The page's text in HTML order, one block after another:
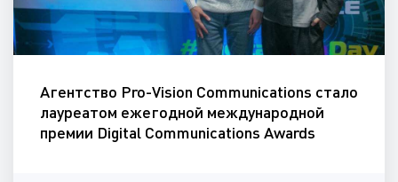
Агентство Pro-Vision Communications стало
лауреатом ежегодной международной
премии Digital Communications Awards